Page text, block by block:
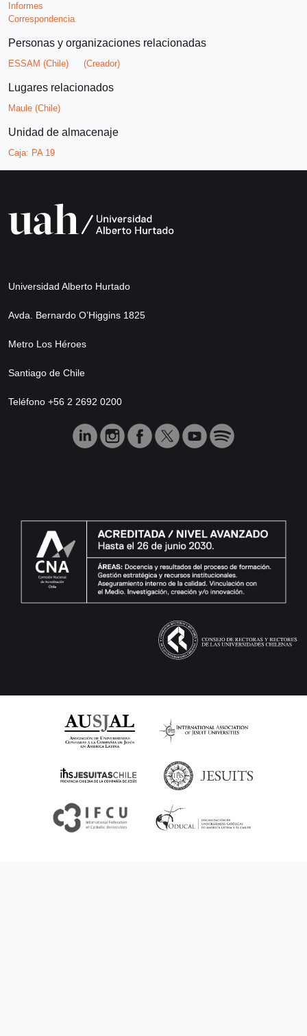
Informes
Correspondencia
Personas y organizaciones relacionadas
ESSAM (Chile) (Creador)
Lugares relacionados
Maule (Chile)
Unidad de almacenaje
Caja: PA 19
Universidad Alberto Hurtado
Avda. Bernardo O’Higgins 1825
Metro Los Héroes
Santiago de Chile
Teléfono +56 2 2692 0200